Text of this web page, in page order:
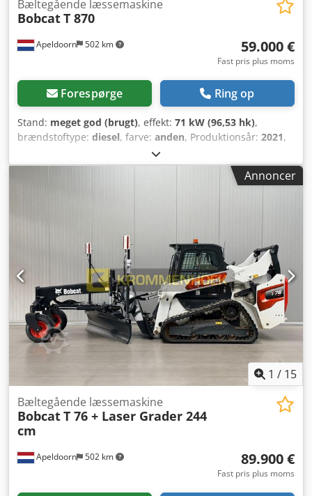
Apeldoorn 502 km
Bæltegående læssemaskine
BobcatT 870
59.000 €
Fast pris plus moms
Forespørge Ring op
Stand: meget god (brugt), effekt: 71 kW (96,53 hk),
brændstoftype: diesel, farve: anden, Produktionsår: 2021,
klimaanlæg
Egenvægt: 5.863 kg Mål (L x B x H): 390 x 215 x 212 cm
Crsdpfxjyc Nxtj Ag Tef Styring: Bock Motortype: Bobcat D34
Arbejdslampe(r) - Gummibælter - Høj flow - Hydraulisk
hurtigskifter - Radio = Bemærkninger = Drivlinje
Emissionsniveau: Stage IV / Tier IV final Generelt
Produktionsland: USA Stand CE-type: CE High Flow ekstra
hydraulik, 2 kørehastigheder, undervognsaffjedring, ekstra
arbejdslamper, hydraulisk hurtigskifter, radio, luftaffjedret
sæde, original lakering!
Annoncer
1 / 15
Apeldoorn 502 km
Bæltegående læssemaskine
BobcatT 76 + Laser Grader 244
cm
89.900 €
Fast pris plus moms